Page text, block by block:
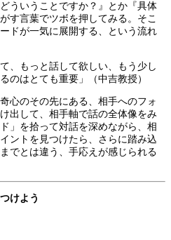
ういうことですか？』とか『具体
す言葉でツボを押してみる。そこ
ドが一気に展開する、という流れ
、もっと話して欲しい、もう少し
のはとても重要」（中吉教授）
心のその先にある、相手へのフォ
出して、相手軸で話の全体像をみ
」を拾って対話を深めながら、相
ントを見つけたら、さらに踏み込
でとは違う、手応えが感じられる
けよう